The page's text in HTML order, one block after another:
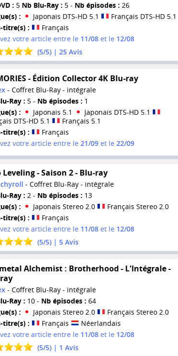
: 5 Nb Blu-Ray : 5 - Nb épisodes : 26
:
Japonais DTS-HD 5.1
Français DTS-HD 5.1
titre(s) :
Français
votre article entre le 11/08et le 12/08
(5/5) | 25Avis
- Édition Collector 4K Blu-ray
- Coffret Blu-Ray - intégrale
Ray : 5 - Nb épisodes : 1
:
Japonais 5.1
Japonais DTS-HD 5.1
DTS-HD 5.1
Français 5.1
titre(s) :
Français
votre article entre le 21/09et le 22/09
Leveling - Saison 2 - Blu-ray
- Coffret Blu-Ray - intégrale
Ray : 2 - Nb épisodes : 13
:
Japonais Stereo 2.0
Français Stereo 2.0
titre(s) :
Français
votre article entre le 11/08et le 12/08
(5/5) | 5Avis
Alchemist : Brotherhood - L'Intégrale -
- Coffret Blu-Ray - intégrale
Ray : 10 - Nb épisodes : 64
:
Japonais Stereo 2.0
Français Stereo 2.0
titre(s) :
Français
Néerlandais
votre article entre le 11/08et le 12/08
(5/5) | 1 Avis